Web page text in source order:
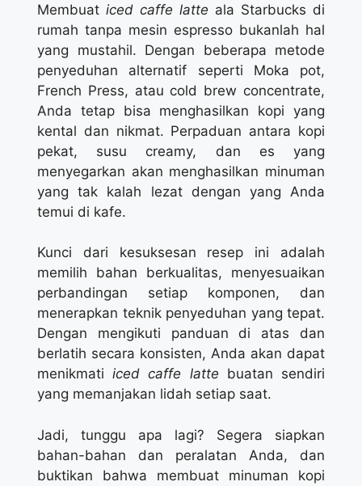
Membuat iced caffe latte ala Starbucks di
rumah tanpa mesin espresso bukanlah hal
yang mustahil. Dengan beberapa metode
penyeduhan alternatif seperti Moka pot,
French Press, atau cold brew concentrate,
Anda tetap bisa menghasilkan kopi yang
kental dan nikmat. Perpaduan antara kopi
pekat, susu creamy, dan es yang
menyegarkan akan menghasilkan minuman
yang tak kalah lezat dengan yang Anda
temui di kafe.
Kunci dari kesuksesan resep ini adalah
memilih bahan berkualitas, menyesuaikan
perbandingan setiap komponen, dan
menerapkan teknik penyeduhan yang tepat.
Dengan mengikuti panduan di atas dan
berlatih secara konsisten, Anda akan dapat
menikmatiiced caffe latte buatan sendiri
yang memanjakan lidah setiap saat.
Jadi, tunggu apa lagi? Segera siapkan
bahan-bahan dan peralatan Anda, dan
buktikan bahwa membuat minuman kopi